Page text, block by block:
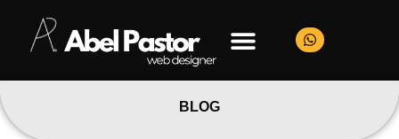
BLOG